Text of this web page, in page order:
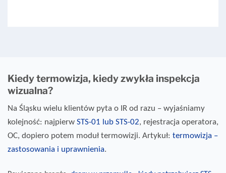
Kiedy termowizja, kiedy zwykła inspekcja
wizualna?
Na Śląsku wielu klientów pyta o IR od razu – wyjaśniamy
kolejność: najpierwSTS-01 lub STS-02, rejestracja operatora,
OC, dopiero potem moduł termowizji. Artykuł: termowizja –
zastosowania i uprawnienia.